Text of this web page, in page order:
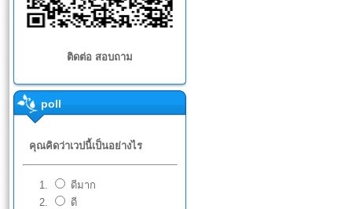
ติดต่อ สอบถาม
poll
คุณคิดว่าเวปนี้เป็นอย่างไร
ดีมาก
ดี